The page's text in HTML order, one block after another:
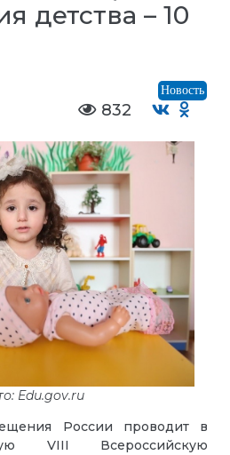
детства – 10
Новость
832
Edu.gov.ru
России проводит в
VIII Всероссийскую